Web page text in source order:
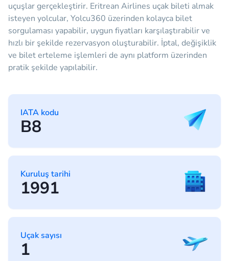
uçuşlar gerçekleştirir. Eritrean Airlines uçak bileti almak
isteyen yolcular, Yolcu360 üzerinden kolayca bilet
sorgulaması yapabilir, uygun fiyatları karşılaştırabilir ve
hızlı bir şekilde rezervasyon oluşturabilir. İptal, değişiklik
ve bilet erteleme işlemleri de aynı platform üzerinden
pratik şekilde yapılabilir.
IATA kodu
B8
Kuruluş tarihi
1991
Uçak sayısı
1